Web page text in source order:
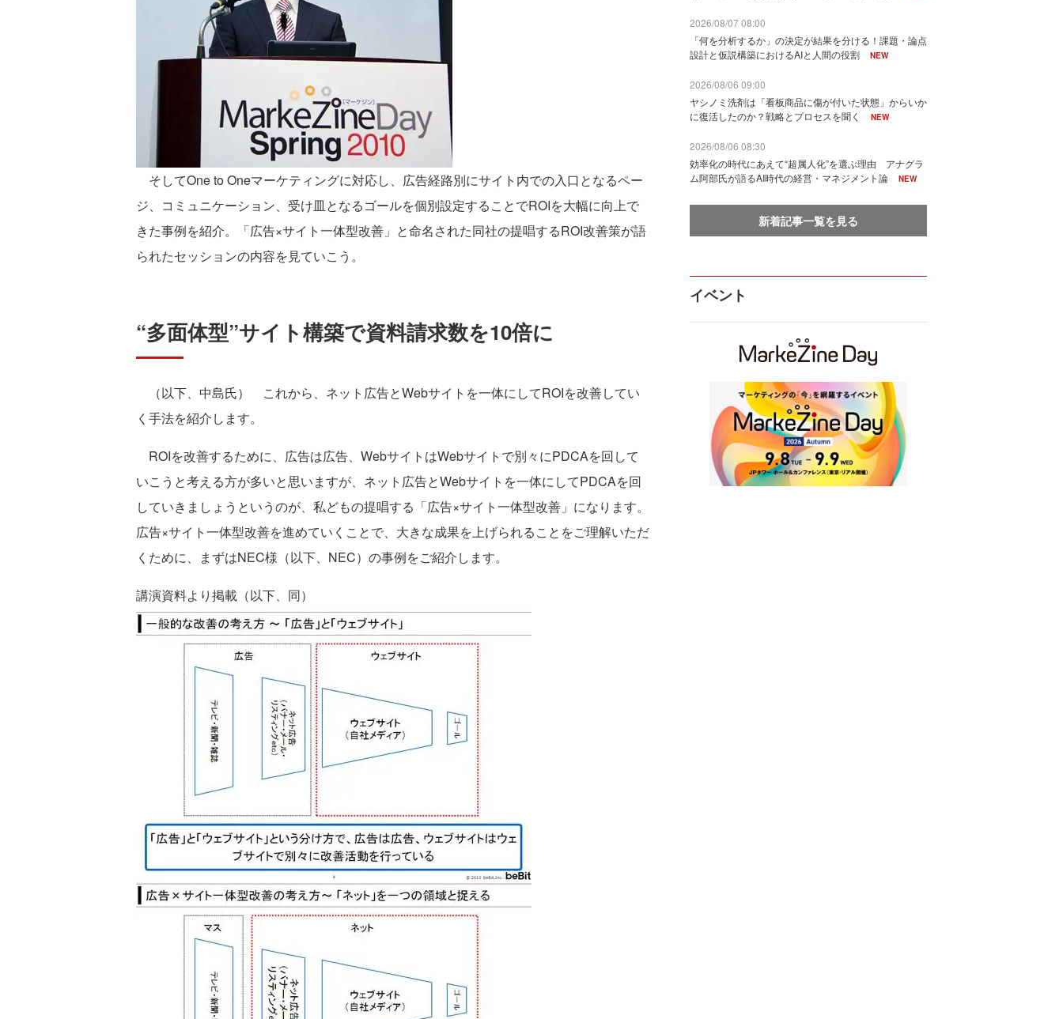
そしてOne to Oneマーケティングに対応し、広告経路別にサイト内での入口となるペー
ジ、コミュニケーション、受け皿となるゴールを個別設定することでROIを大幅に向上で
きた事例を紹介。「広告×サイト一体型改善」と命名された同社の提唱するROI改善策が語
られたセッションの内容を見ていこう。
“多面体型”サイト構築で資料請求数を10倍に
（以下、中島氏） これから、ネット広告とWebサイトを一体にしてROIを改善してい
く手法を紹介します。
ROIを改善するために、広告は広告、WebサイトはWebサイトで別々にPDCAを回して
いこうと考える方が多いと思いますが、ネット広告とWebサイトを一体にしてPDCAを回
していきましょうというのが、私どもの提唱する「広告×サイト一体型改善」になります。
広告×サイト一体型改善を進めていくことで、大きな成果を上げられることをご理解いただ
くために、まずはNEC様（以下、NEC）の事例をご紹介します。
講演資料より掲載（以下、同）
2026/08/07 08:00
「何を分析するか」の決定が結果を分ける！課題・論点
設計と仮説構築におけるAIと人間の役割
NEW
2026/08/06 09:00
ヤシノミ洗剤は「看板商品に傷が付いた状態」からいか
に復活したのか？戦略とプロセスを聞く
NEW
2026/08/06 08:30
効率化の時代にあえて“超属人化”を選ぶ理由 アナグラ
ム阿部氏が語るAI時代の経営・マネジメント論
NEW
新着記事一覧を見る
イベント